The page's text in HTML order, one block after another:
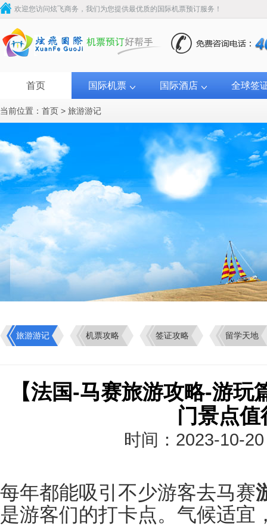
欢迎您访问炫飞商务，我们为您提供最优质的国际机票预订服务！
首页 国际机票 国际酒店 全球签
当前位置： 首页 > 旅游游记
旅游游记 机票攻略 签证攻略 留学天地
【法国-马赛旅游攻略-游
门景点值
时间：2023-10-
每年都能吸引不少游客去马赛
是游客们的打卡点。气候适宜